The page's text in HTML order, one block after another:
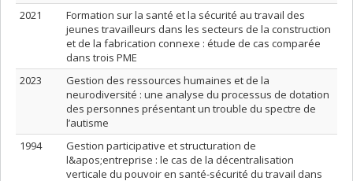
2021
Formation sur la santé et la sécurité au travail des
jeunes travailleurs dans les secteurs de la construction
et de la fabrication connexe : étude de cas comparée
dans trois PME
2023
Gestion des ressources humaines et de la
neurodiversité : une analyse du processus de dotation
des personnes présentant un trouble du spectre de
l’autisme
1994
Gestion participative et structuration de
l&apos;entreprise : le cas de la décentralisation
verticale du pouvoir en santé-sécurité du travail dans